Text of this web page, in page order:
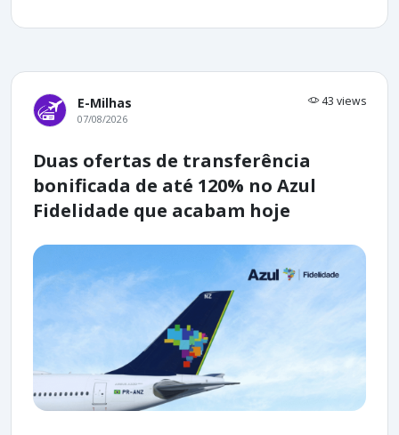
E-Milhas 43 views
07/08/2026
Duas ofertas de transferência
bonificada de até 120% no Azul
Fidelidade que acabam hoje